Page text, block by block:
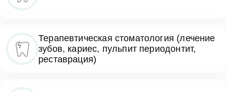
Терапевтическая стоматология (лечение
зубов, кариес, пульпит периодонтит,
реставрация)